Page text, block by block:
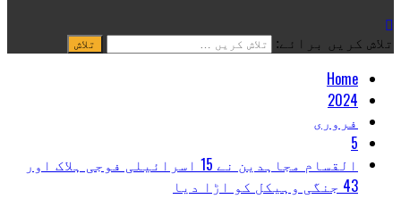
تلاش کریں برائے:
Home
2024
فروری
5
القسام مجاہدین نے 15 اسرائیلی فوجی ہلاک اور
43 جنگی وہیکل کو اڑا دیا